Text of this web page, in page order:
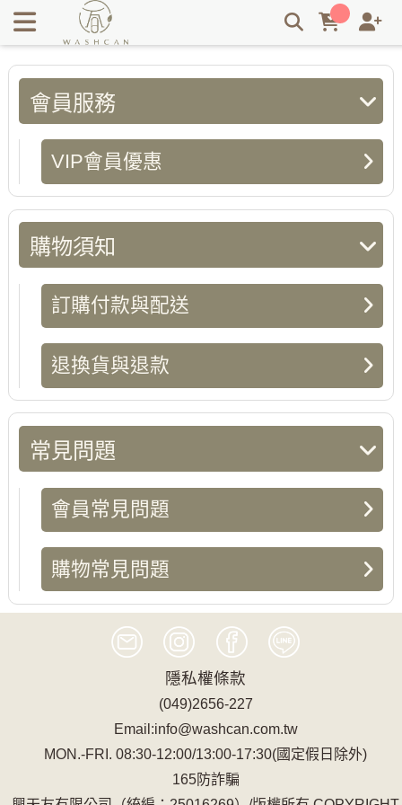
訂購付款與配送 | Washcan瓦士肯
會員服務
VIP會員優惠
購物須知
訂購付款與配送
退換貨與退款
常見問題
會員常見問題
購物常見問題
隱私權條款
(049)2656-227
Email:info@washcan.com.tw
MON.-FRI. 08:30-12:00/13:00-17:30(國定假日除外)
165防詐騙